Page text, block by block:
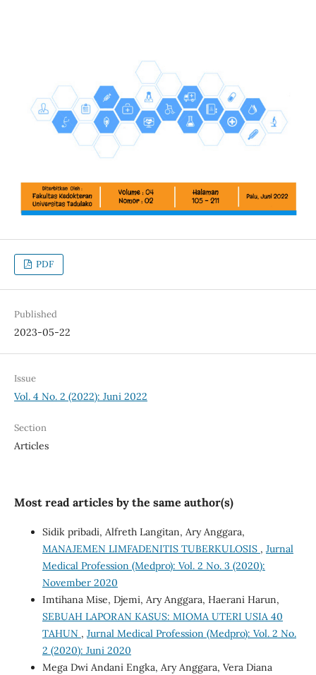
PDF
Published
2023-05-22
Issue
Vol. 4 No. 2 (2022): Juni 2022
Section
Articles
Most read articles by the same author(s)
Sidik pribadi, Alfreth Langitan, Ary Anggara,
MANAJEMEN LIMFADENITIS TUBERKULOSIS , Jurnal
Medical Profession (Medpro): Vol. 2 No. 3 (2020):
November 2020
Imtihana Mise, Djemi, Ary Anggara, Haerani Harun,
SEBUAH LAPORAN KASUS: MIOMA UTERI USIA 40
TAHUN , Jurnal Medical Profession (Medpro): Vol. 2 No.
2 (2020): Juni 2020
Mega Dwi Andani Engka, Ary Anggara, Vera Diana